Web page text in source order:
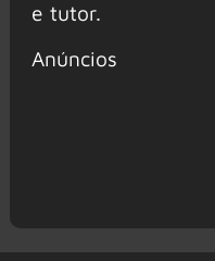
e tutor.
Anúncios